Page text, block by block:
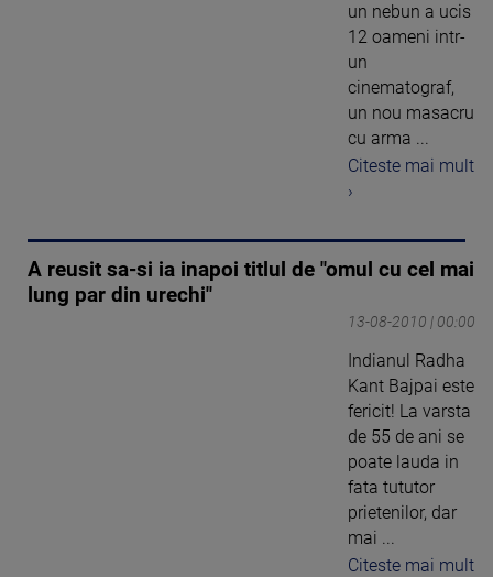
un nebun a ucis
12 oameni intr-
un
cinematograf,
un nou masacru
cu arma ...
Citeste mai mult
›
A reusit sa-si ia inapoi titlul de "omul cu cel mai
lung par din urechi"
13-08-2010 | 00:00
Indianul Radha
Kant Bajpai este
fericit! La varsta
de 55 de ani se
poate lauda in
fata tututor
prietenilor, dar
mai ...
Citeste mai mult